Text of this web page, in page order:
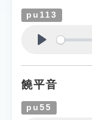
pu113
饒平音
pu55